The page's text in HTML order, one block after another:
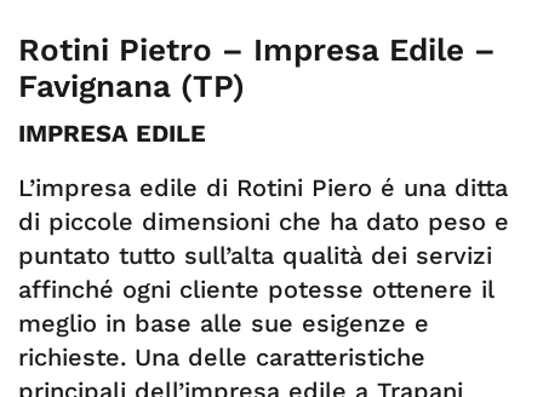
Rotini Pietro – Impresa Edile –
Favignana (TP)
IMPRESA EDILE
L’impresa edile di Rotini Piero é una ditta
di piccole dimensioni che ha dato peso e
puntato tutto sull’alta qualità dei servizi
affinché ogni cliente potesse ottenere il
meglio in base alle sue esigenze e
richieste. Una delle caratteristiche
principali dell’impresa edile a Trapani